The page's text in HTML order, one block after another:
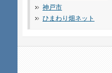
神戸市
ひまわり畑ネット